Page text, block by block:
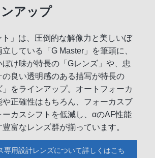
アップ
ト」は、圧倒的な解像力と美しいぼ
している「G Master」を筆頭に、
け味が特長の「Gレンズ」や、忠
良い透明感のある描写が特長の
」をラインアップ。オートフォーカ
や正確性はもちろん、フォーカスブ
ーカスシフトを低減し、αのAF性能
富なレンズ群が揃っています。
専用設計レンズについて詳しくはこち